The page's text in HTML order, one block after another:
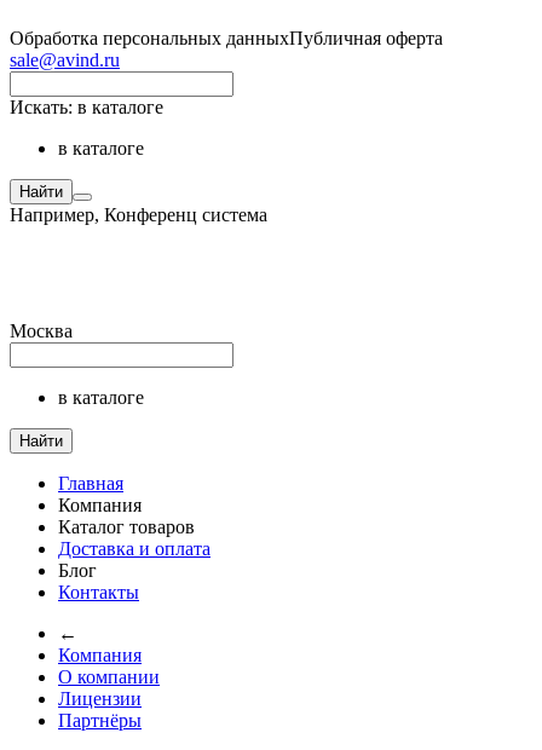
Обработка персональных данныхПубличная оферта
sale@avind.ru
Искать: в каталоге
в каталоге
Найти
Например, Конференц система
Москва
в каталоге
Найти
Главная
Компания
Каталог товаров
Доставка и оплата
Блог
Контакты
←
Компания
О компании
Лицензии
Партнёры